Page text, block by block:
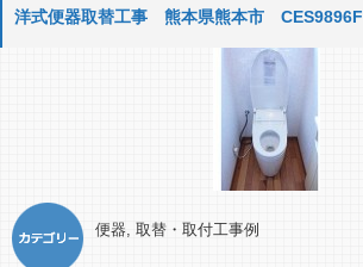
洋式便器取替工事 熊本県熊本市 CES9896F
便器, 取替・取付工事例